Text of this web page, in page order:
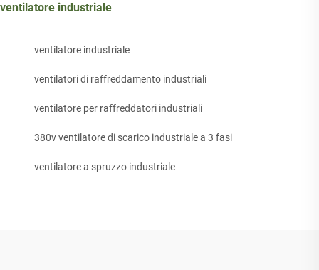
ventilatore industriale
ventilatore industriale
ventilatori di raffreddamento industriali
ventilatore per raffreddatori industriali
380v ventilatore di scarico industriale a 3 fasi
ventilatore a spruzzo industriale